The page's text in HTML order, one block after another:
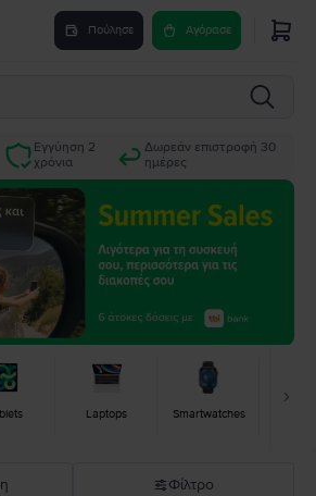
Πούλησε Αγόρασε
Εγγύηση 2
χρόνια
Δωρεάν επιστροφή 30
ημέρες
Laptops Smartwatches
Φίλτρο